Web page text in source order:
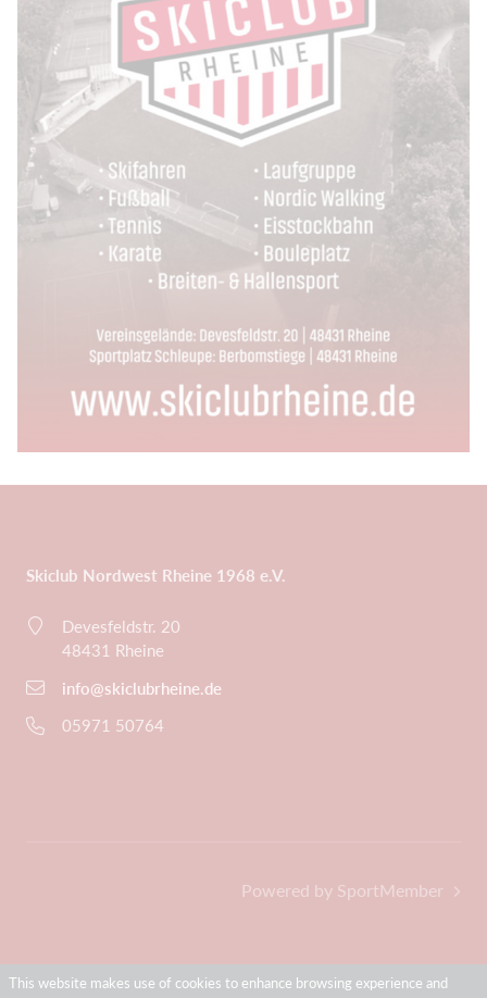
Skiclub Nordwest Rheine 1968 e.V.
Devesfeldstr. 20
48431 Rheine
info@skiclubrheine.de
05971 50764
Powered by SportMember
This website makes use of cookies to enhance browsing experience and